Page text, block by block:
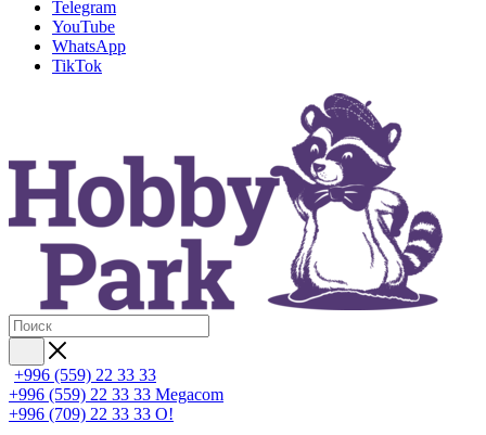
Telegram
YouTube
WhatsApp
TikTok
+996 (559) 22 33 33
+996 (559) 22 33 33 Megacom
+996 (709) 22 33 33 O!